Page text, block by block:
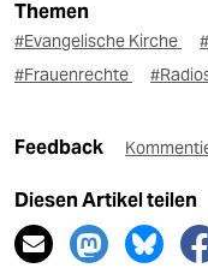
Themen
#Evangelische Kirche
#Frauenrechte
Feedback
Diesen Artikel teilen